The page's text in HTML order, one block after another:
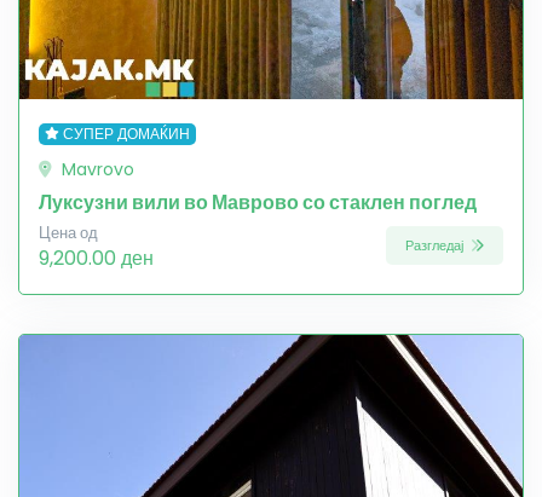
СУПЕР ДОМАЌИН
Mavrovo
Луксузни вили во Маврово со стаклен поглед
Цена од
9,200.00 ден Разгледај